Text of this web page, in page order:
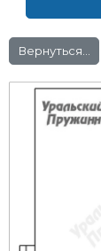
Вернуться...